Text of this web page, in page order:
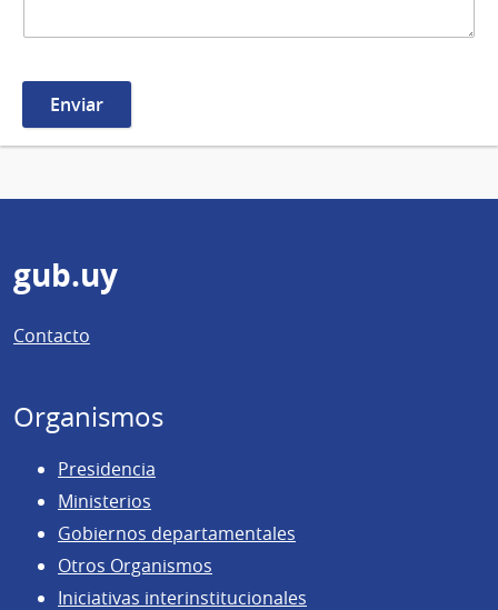
Pie
de
página
gub.uy
Contacto
Organismos
Presidencia
Ministerios
Gobiernos departamentales
Otros Organismos
Iniciativas interinstitucionales